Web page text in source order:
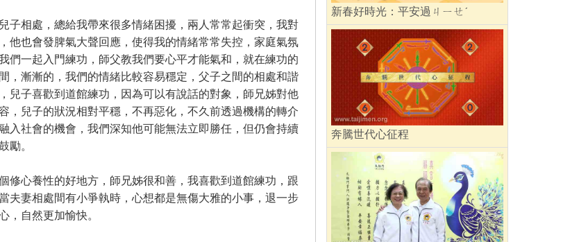
相處，總給我帶來很多情緒困擾，兩人常常起衝突，我對
他也會發脾氣大聲回應，使得我的情緒常常失控，家庭氣氛
們一起入門練功，師父教我們要心平才能氣和，就在練功的
，漸漸的，我們的情緒比較容易穩定，父子之間的相處和諧
兒子喜歡到道館練功，因為可以有說話的對象，師兄姊對他
，兒子的狀況相對平穩，不再惡化，不久前透過機構的轉介
入社會的機會，我們深知他可能無法立即勝任，但仍會持續
勵。
心養性的好地方，師兄姊很和善，我喜歡到道館練功，跟
夫妻相處間有小爭執時，心想都是無傷大雅的小事，退一步
，自然更加愉快。
新春好時光：平安過ㄐㄧㄝˊ
奔騰世代心征程